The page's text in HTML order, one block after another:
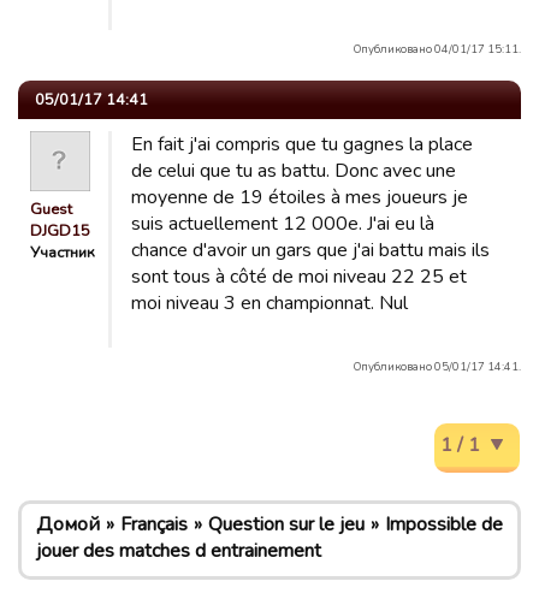
Опубликовано 04/01/17 15:11.
05/01/17 14:41
Guest
DJGD15
Участник
En fait j'ai compris que tu gagnes la place
de celui que tu as battu. Donc avec une
moyenne de 19 étoiles à mes joueurs je
suis actuellement 12 000e. J'ai eu là
chance d'avoir un gars que j'ai battu mais ils
sont tous à côté de moi niveau 22 25 et
moi niveau 3 en championnat. Nul
Опубликовано 05/01/17 14:41.
1 / 1
Домой Français Question sur le jeu
Impossible de
jouer des matches d entrainement